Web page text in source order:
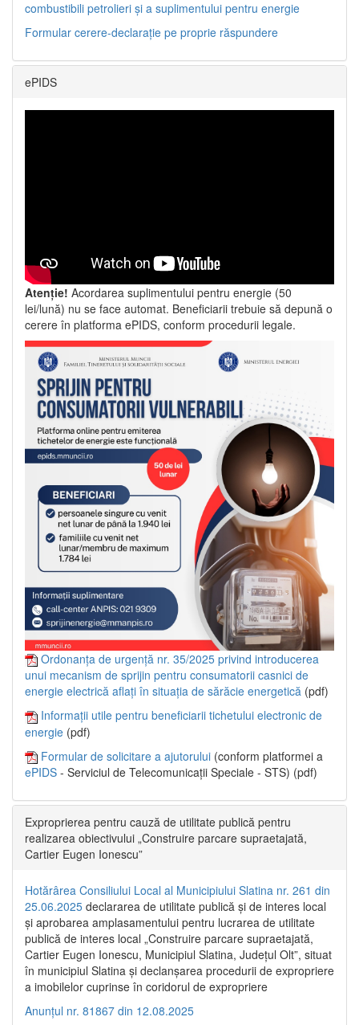
combustibili petrolieri și a suplimentului pentru energie
Formular cerere-declarație pe proprie răspundere
ePIDS
Atenție! Acordarea suplimentului pentru energie (50
lei/lună) nu se face automat. Beneficiarii trebuie să depună o
cerere în platforma ePIDS, conform procedurii legale.
Ordonanța de urgență nr. 35/2025 privind introducerea
unui mecanism de sprijin pentru consumatorii casnici de
energie electrică aflați în situația de sărăcie energetică (pdf)
Informații utile pentru beneficiarii tichetului electronic de
energie (pdf)
Formular de solicitare a ajutorului (conform platformei a
ePIDS - Serviciul de Telecomunicații Speciale - STS) (pdf)
Exproprierea pentru cauză de utilitate publică pentru
realizarea obiectivului „Construire parcare supraetajată,
Cartier Eugen Ionescu”
Hotărârea Consiliului Local al Municipiului Slatina nr. 261 din
25.06.2025 declararea de utilitate publică și de interes local
și aprobarea amplasamentului pentru lucrarea de utilitate
publică de interes local „Construire parcare supraetajată,
Cartier Eugen Ionescu, Municipiul Slatina, Județul Olt”, situat
în municipiul Slatina și declanșarea procedurii de expropriere
a imobilelor cuprinse în coridorul de expropriere
Anunțul nr. 81867 din 12.08.2025